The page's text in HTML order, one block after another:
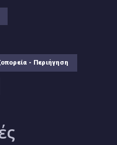
- Περιήγηση